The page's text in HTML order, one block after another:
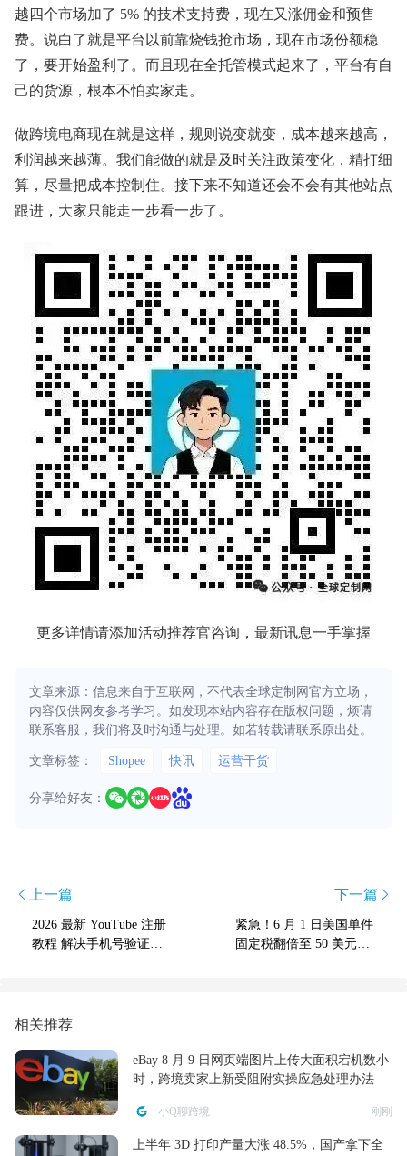
越四个市场加了 5% 的技术支持费，现在又涨佣金和预售
费。说白了就是平台以前靠烧钱抢市场，现在市场份额稳
了，要开始盈利了。而且现在全托管模式起来了，平台有自
己的货源，根本不怕卖家走。
做跨境电商现在就是这样，规则说变就变，成本越来越高，
利润越来越薄。我们能做的就是及时关注政策变化，精打细
算，尽量把成本控制住。接下来不知道还会不会有其他站点
跟进，大家只能走一步看一步了。
更多详情请添加活动推荐官咨询，最新讯息一手掌握
文章来源：信息来自于互联网，不代表全球定制网官方立场，
内容仅供网友参考学习。如发现本站内容存在版权问题，烦请
联系客服，我们将及时沟通与处理。如若转载请联系原出处。
文章标签： Shopee 快讯 运营干货
分享给好友：
上一篇
2026 最新 YouTube 注册
教程 解决手机号验证失
下一篇
紧急！6 月 1 日美国单件
固定税翻倍至 50 美元，
相关推荐
eBay 8 月 9 日网页端图片上传大面积宕机数小
时，跨境卖家上新受阻附实操应急处理办法
小Q聊跨境 刚刚
上半年 3D 打印产量大涨 48.5%，国产拿下全